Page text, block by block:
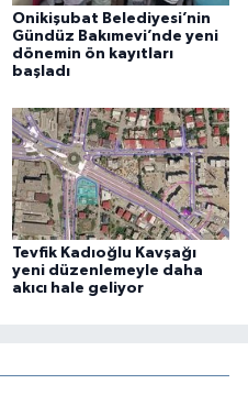
Onikişubat Belediyesi’nin
Gündüz Bakımevi’nde yeni
dönemin ön kayıtları
başladı
Tevfik Kadıoğlu Kavşağı
yeni düzenlemeyle daha
akıcı hale geliyor